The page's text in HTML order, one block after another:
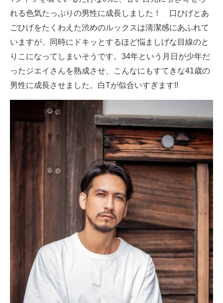
れる色気たっぷりの男性に成長しました！ 口ひげとあ
ごひげをたくわえた渋めのルックスは清潔感にあふれて
いますが、同時にドキッとするほど悩ましげな目線のと
りこになってしまいそうです。34年という月日が少年だ
ったジエイさんを熟成させ、こんなにもすてきな41歳の
男性に成長させました。白Tが似合いすぎます!!